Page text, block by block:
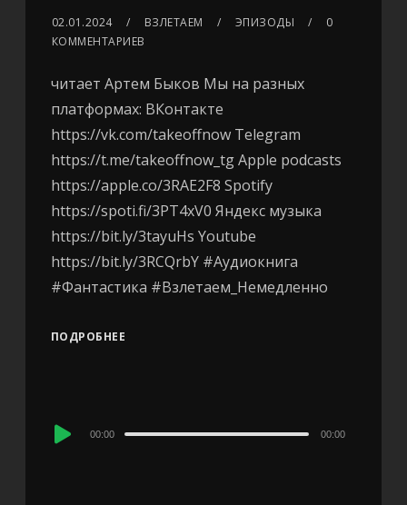
02.01.2024 ВЗЛЕТАЕМ ЭПИЗОДЫ
0
КОММЕНТАРИЕВ
читает Артем Быков Мы на разных
платформах: ВКонтакте
https://vk.com/takeoffnow Telegram
https://t.me/takeoffnow_tg Apple podcasts
https://apple.co/3RAE2F8 Spotify
https://spoti.fi/3PT4xV0 Яндекс музыка
https://bit.ly/3tayuHs Youtube
https://bit.ly/3RCQrbY #Аудиокнига
#Фантастика #Взлетаем_Немедленно
ПОДРОБНЕЕ
Audio
00:00 00:00